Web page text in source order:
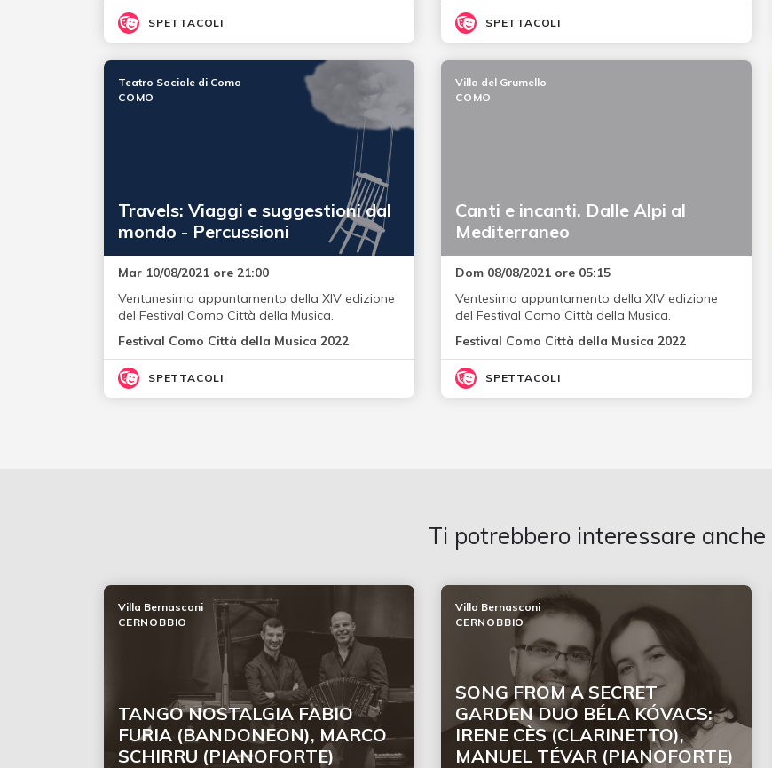
SPETTACOLI SPETTACOLI
Travels: Viaggi e suggestioni dal
mondo - Percussioni
Teatro Sociale di Como
COMO
Mar 10/08/2021 ore 21:00
Ventunesimo appuntamento della XIV edizione
del Festival Como Città della Musica.
Festival Como Città della Musica 2022
SPETTACOLI
Canti e incanti. Dalle Alpi al
Mediterraneo
Villa del Grumello
COMO
Dom 08/08/2021 ore 05:15
Ventesimo appuntamento della XIV edizione
del Festival Como Città della Musica.
Festival Como Città della Musica 2022
SPETTACOLI
Ti potrebbero interessare anche
TANGO NOSTALGIA FABIO
FURIA (BANDONEON), MARCO
SCHIRRU (PIANOFORTE)
Villa Bernasconi
CERNOBBIO
SONG FROM A SECRET
GARDEN DUO BÉLA KÓVACS:
IRENE CÈS (CLARINETTO),
MANUEL TÉVAR (PIANOFORTE)
Villa Bernasconi
CERNOBBIO